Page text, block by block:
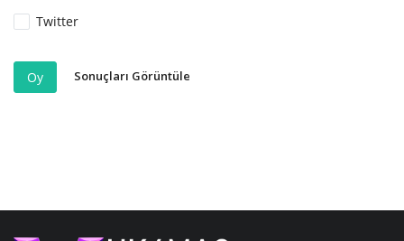
Twitter
Oy Sonuçları Görüntüle